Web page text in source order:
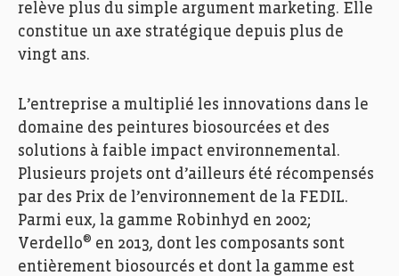
relève plus du simple argument marketing. Elle
constitue un axe stratégique depuis plus de
vingt ans.
L’entreprise a multiplié les innovations dans le
domaine des peintures biosourcées et des
solutions à faible impact environnemental.
Plusieurs projets ont d’ailleurs été récompensés
par des Prix de l’environnement de la FEDIL.
Parmi eux, la gamme Robinhyd en 2002;
Verdello® en 2013, dont les composants sont
entièrement biosourcés et dont la gamme est